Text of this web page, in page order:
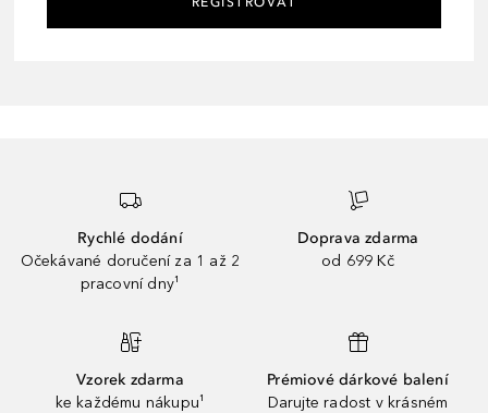
Rychlé dodání
Očekávané doručení za 1 až 2
pracovní dny¹
Doprava zdarma
od 699 Kč
Vzorek zdarma
ke každému nákupu¹
Prémiové dárkové balení
Darujte radost v krásném